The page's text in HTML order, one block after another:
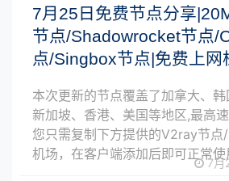
7月25日免费节点分享
节点/Shadowrocket节点/
点/Singbox节点|免费上网
本次更新的节点覆盖了加拿大、韩
新加坡、香港、美国等地区,最高
您只需复制下方提供的V2ray节点
机场，在客户端添加后即可正常使
7月